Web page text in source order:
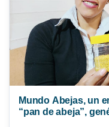
Mundo Abejas, un
“pan de abeja”,